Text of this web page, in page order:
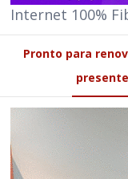
Internet 100%
Pronto para